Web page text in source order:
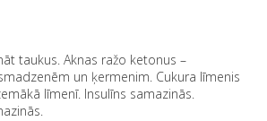
taukus. Aknas ražo ketonus –
un ķermenim. Cukura līmenis
līmenī. Insulīns samazinās.